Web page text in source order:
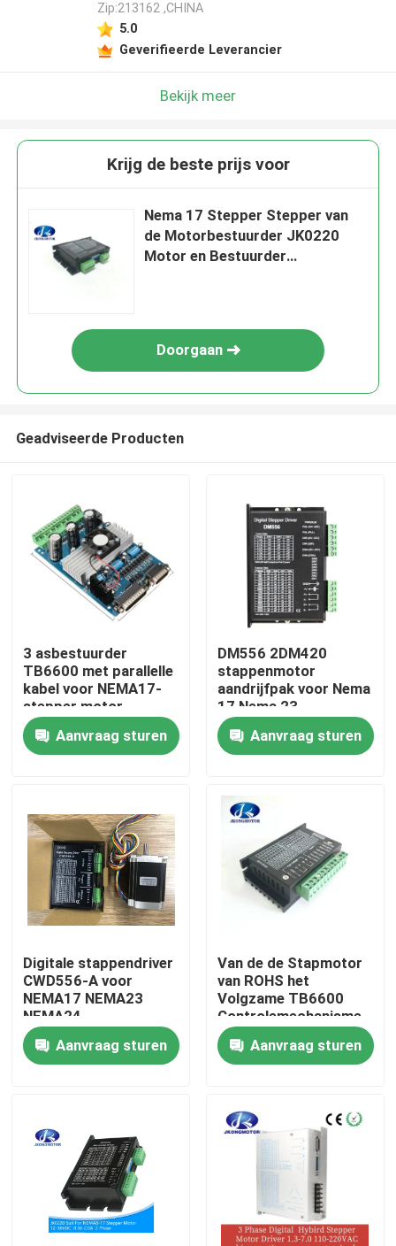
Huis
Ongeveer ons
Fabrieksreis
Kwaliteitscontrole
Contacteer ons
Verzoek om een Citaat
met een ingebouwde stapsservo-motor
Geïntegreerde DC-servomotor
Brushless gelijkstroom-Motor
Zip:213162 ,CHINA
5.0
Geverifieerde Leverancier
Bekijk meer
Krijg de beste prijs voor
Nema 17 Stepper Stepper van
de Motorbestuurder JK0220
Motor en Bestuurder
Doorgaan
Geadviseerde Producten
3 asbestuurder
TB6600 met parallelle
kabel voor NEMA17-
stepper motor
Aanvraag sturen
DM556 2DM420
stappenmotor
aandrijfpak voor Nema
17 Nema 23
Aanvraag sturen
Digitale stappendriver
CWD556-A voor
NEMA17 NEMA23
NEMA24
Aanvraag sturen
Van de de Stapmotor
van ROHS het
Volgzame TB6600
Controlemechanisme
9V - 42VDC 0.5A -
4.0A voor Stepper
Motor
Aanvraag sturen